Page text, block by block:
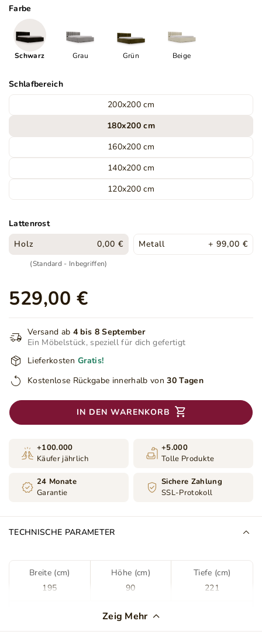
Farbe
Schwarz Grau Grün Beige
Schlafbereich
200x200 cm
180x200 cm
160x200 cm
140x200 cm
120x200 cm
Lattenrost
Holz
0,00 €
(Standard - Inbegriffen)
Metall + 99,00 €
529,00 €
Versand ab 4 bis 8 September
Ein Möbelstück, speziell für dich gefertigt
Lieferkosten Gratis!
Kostenlose Rückgabe innerhalb von 30 Tagen
IN DEN WARENKORB
+100.000
Käufer jährlich
+5.000
Tolle Produkte
24 Monate
Garantie
Sichere Zahlung
SSL-Protokoll
TECHNISCHE PARAMETER
Breite (cm)
195
Höhe (cm)
90
Tiefe (cm)
221
Schwarz
Zeig Mehr